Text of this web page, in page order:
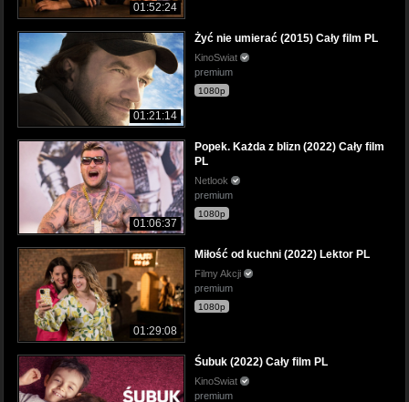
01:52:24
01:21:14
Żyć nie umierać (2015) Cały film PL
KinoSwiat
premium
1080p
01:06:37
Popek. Każda z blizn (2022) Cały film
PL
Netlook
premium
1080p
01:29:08
Miłość od kuchni (2022) Lektor PL
Filmy Akcji
premium
1080p
Śubuk (2022) Cały film PL
KinoSwiat
premium